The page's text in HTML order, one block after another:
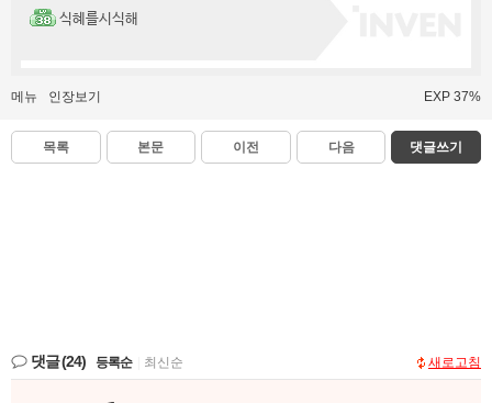
식혜를시식해
메뉴 인장보기 EXP 37%
목록 본문 이전 다음 댓글쓰기
댓글(24) 등록순 최신순 새로고침